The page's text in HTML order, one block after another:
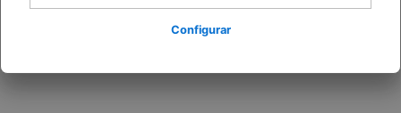
Configurar